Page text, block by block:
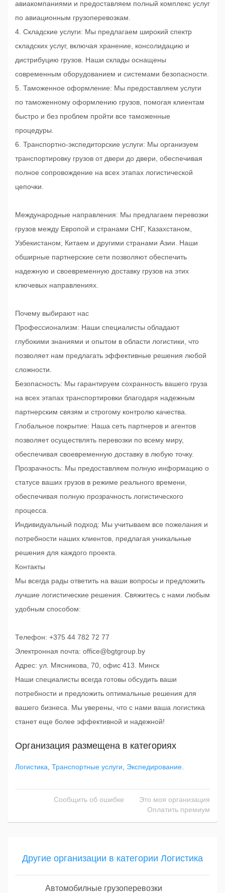
авиакомпаниями и предоставляем полный комплекс услуг
по авиационным грузоперевозкам.
4. Складские услуги: Мы предлагаем широкий спектр
складских услуг, включая хранение, консолидацию и
дистрибуцию грузов. Наши склады оснащены
современным оборудованием и системами безопасности.
5. Таможенное оформление: Мы предоставляем услуги
по таможенному оформлению грузов, помогая клиентам
быстро и без проблем пройти все таможенные
процедуры.
6. Транспортно-экспедиторские услуги: Мы организуем
транспортировку грузов от двери до двери, обеспечивая
полное сопровождение на всех этапах логистической
цепочки.
Международные направления: Мы предлагаем перевозки
грузов между Европой и странами СНГ, Казахстаном,
Узбекистаном, Китаем и другими странами Азии. Наши
обширные партнерские сети позволяют обеспечить
надежную и своевременную доставку грузов на этих
ключевых направлениях.
Почему выбирают нас
Профессионализм: Наши специалисты обладают
глубокими знаниями и опытом в области логистики, что
позволяет нам предлагать эффективные решения любой
сложности.
Безопасность: Мы гарантируем сохранность вашего груза
на всех этапах транспортировки благодаря надежным
партнерским связям и строгому контролю качества.
Глобальное покрытие: Наша сеть партнеров и агентов
позволяет осуществлять перевозки по всему миру,
обеспечивая своевременную доставку в любую точку.
Прозрачность: Мы предоставляем полную информацию о
статусе ваших грузов в режиме реального времени,
обеспечивая полную прозрачность логистического
процесса.
Индивидуальный подход: Мы учитываем все пожелания и
потребности наших клиентов, предлагая уникальные
решения для каждого проекта.
Контакты
Мы всегда рады ответить на ваши вопросы и предложить
лучшие логистические решения. Свяжитесь с нами любым
удобным способом:
Телефон: +375 44 782 72 77
Электронная почта: office@bgtgroup.by
Адрес: ул. Мясникова, 70, офис 413. Минск
Наши специалисты всегда готовы обсудить ваши
потребности и предложить оптимальные решения для
вашего бизнеса. Мы уверены, что с нами ваша логистика
станет еще более эффективной и надежной!
Организация размещена в категориях
Логистика Транспортные услуги Экспедирование
Сообщить об ошибке
Это моя организация
Оплатить премиум
Другие организации в категории Логистика
Автомобилные грузоперевозки